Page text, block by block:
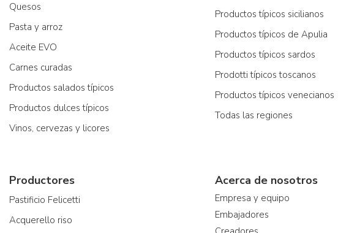
Quesos
Pasta y arroz
Aceite EVO
Carnes curadas
Productos salados típicos
Productos dulces típicos
Vinos, cervezas y licores
Productos típicos sicilianos
Productos típicos de Apulia
Productos típicos sardos
Prodotti típicos toscanos
Productos típicos venecianos
Todas las regiones
Productores
Pastificio Felicetti
Acquerello riso
Acerca de nosotros
Empresa y equipo
Embajadores